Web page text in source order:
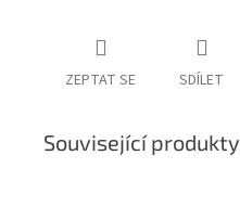
ZEPTAT SE SDÍLET
Související produkty